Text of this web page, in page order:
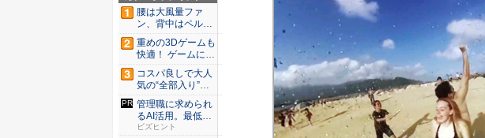
Office 2021 - Win11
搭載
腰は大風量ファ
ン、背中はペルチ
ェ冷却。ダ...
重めの3Dゲームも
快適！ ゲームに強
いH...
コスパ良しで大人
気の“全部入り”の
アンド...
管理職に求められ
るAI活用。最低限
やるべ...
ビズヒント